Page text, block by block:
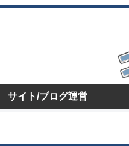
サイト/ブログ運営